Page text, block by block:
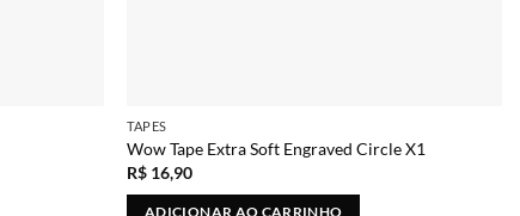
TAPES
Wow Tape Extra Soft Engraved Circle X1
R$ 16,90
ADICIONAR AO CARRINHO